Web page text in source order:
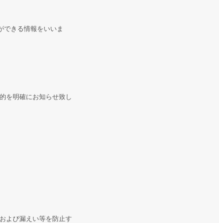
できる情報をいいま
を明確にお知らせ致し
よび漏えい等を防止す